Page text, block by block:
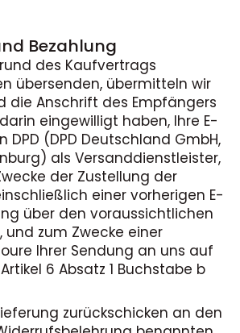
Bezahlung
des Kaufvertrags
übersenden, übermitteln wir
die Anschrift des Empfängers
eingewilligt haben, Ihre E-
DPD (DPD Deutschland GmbH,
als Versanddienstleister,
der Zustellung der
einer vorherigen E-
über den voraussichtlichen
und zum Zwecke einer
Ihrer Sendung an uns auf
6 Absatz 1 Buchstabe b
zurückschicken an den